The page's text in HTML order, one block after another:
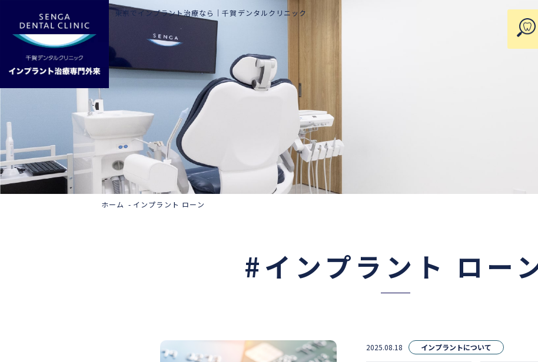
東京でインプラント治療なら｜千賀デンタルクリニック
ホーム インプラント ローン
#インプラント ロー
2025.08.18 インプラントについて